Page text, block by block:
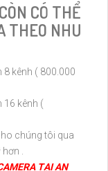
CÓ THỂ
THEO NHU
8 kênh ( 800.000
16 kênh (
chúng tôi qua
.
TẠI AN